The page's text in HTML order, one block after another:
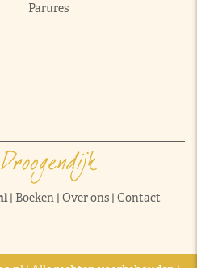
Parures
| Boeken| Over ons| Contact